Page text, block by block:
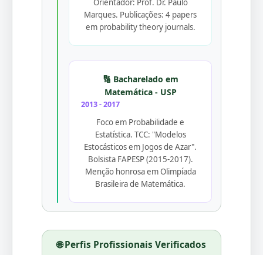
Orientador: Prof. Dr. Paulo
Marques. Publicações: 4 papers
em probability theory journals.
🔢 Bacharelado em
Matemática - USP
2013 - 2017
Foco em Probabilidade e
Estatística. TCC: "Modelos
Estocásticos em Jogos de Azar".
Bolsista FAPESP (2015-2017).
Menção honrosa em Olimpíada
Brasileira de Matemática.
🌐 Perfis Profissionais Verificados